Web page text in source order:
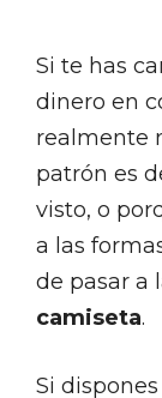
Si te has
dinero en
realmente
patrón es
visto, o
a las
de pasar a
camiseta.
Si